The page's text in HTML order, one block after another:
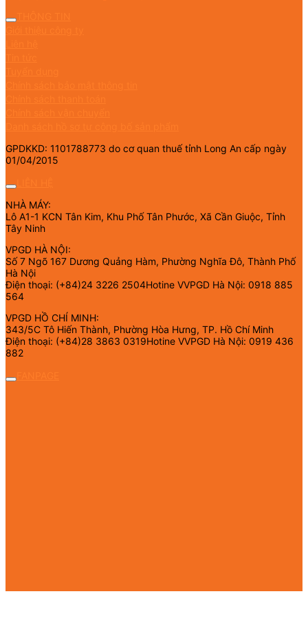
GPDKKD: 1101788773 do cơ quan thuế tỉnh Long An cấp ngày
01/04/2015
NHÀ MÁY:
Lô A1-1 KCN Tân Kim, Khu Phố Tân Phước, Xã Cần Giuộc, Tỉnh
Tây Ninh
VPGD HÀ NỘI:
Số 7 Ngõ 167 Dương Quảng Hàm, Phường Nghĩa Đô, Thành Phố
Hà Nội
Điện thoại: (+84)24 3226 2504Hotine VVPGD Hà Nội: 0918 885
564
VPGD HỒ CHÍ MINH:
343/5C Tô Hiến Thành, Phường Hòa Hưng, TP. Hồ Chí Minh
Điện thoại: (+84)28 3863 0319Hotine VVPGD Hà Nội: 0919 436
882